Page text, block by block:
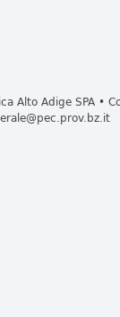
Alto Adige SPA •